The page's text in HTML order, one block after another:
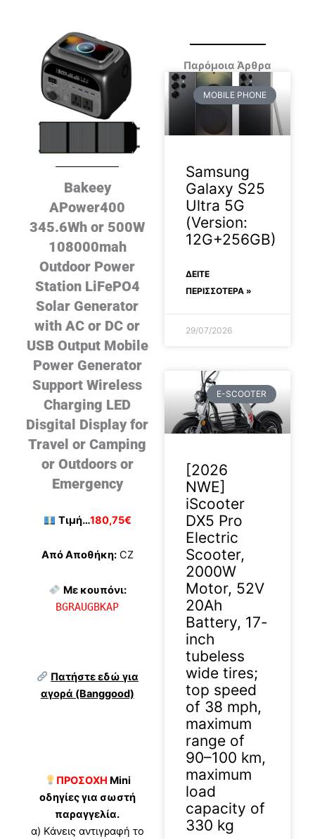
Bakeey
APower400
345.6Wh or 500W
108000mah
Outdoor Power
Station LiFePO4
Solar Generator
with AC or DC or
USB Output Mobile
Power Generator
Support Wireless
Charging LED
Disgital Display for
Travel or Camping
or Outdoors or
Emergency
Τιμή…180,75€
Από Αποθήκη:CZ
Με κουπόνι:
BGRAUGBKAP
Πατήστε εδώ για
αγορά (Banggood)
ΠΡΟΣΟΧΗ Mini
οδηγίες για σωστή
παραγγελία.
α) Κάνεις αντιγραφή το
Παρόμοια Άρθρα
MOBILE PHONE
Samsung
Galaxy S25
Ultra 5G
(Version:
12G+256GB)
ΔΕΊΤΕ
ΠΕΡΙΣΣΟΤΕΡΑ »
29/07/2026
E-SCOOTER
[2026
NWE]
iScooter
DX5 Pro
Electric
Scooter,
2000W
Motor, 52V
20Ah
Battery, 17-
inch
tubeless
wide tires;
top speed
of 38 mph,
maximum
range of
90–100 km,
maximum
load
capacity of
330 kg